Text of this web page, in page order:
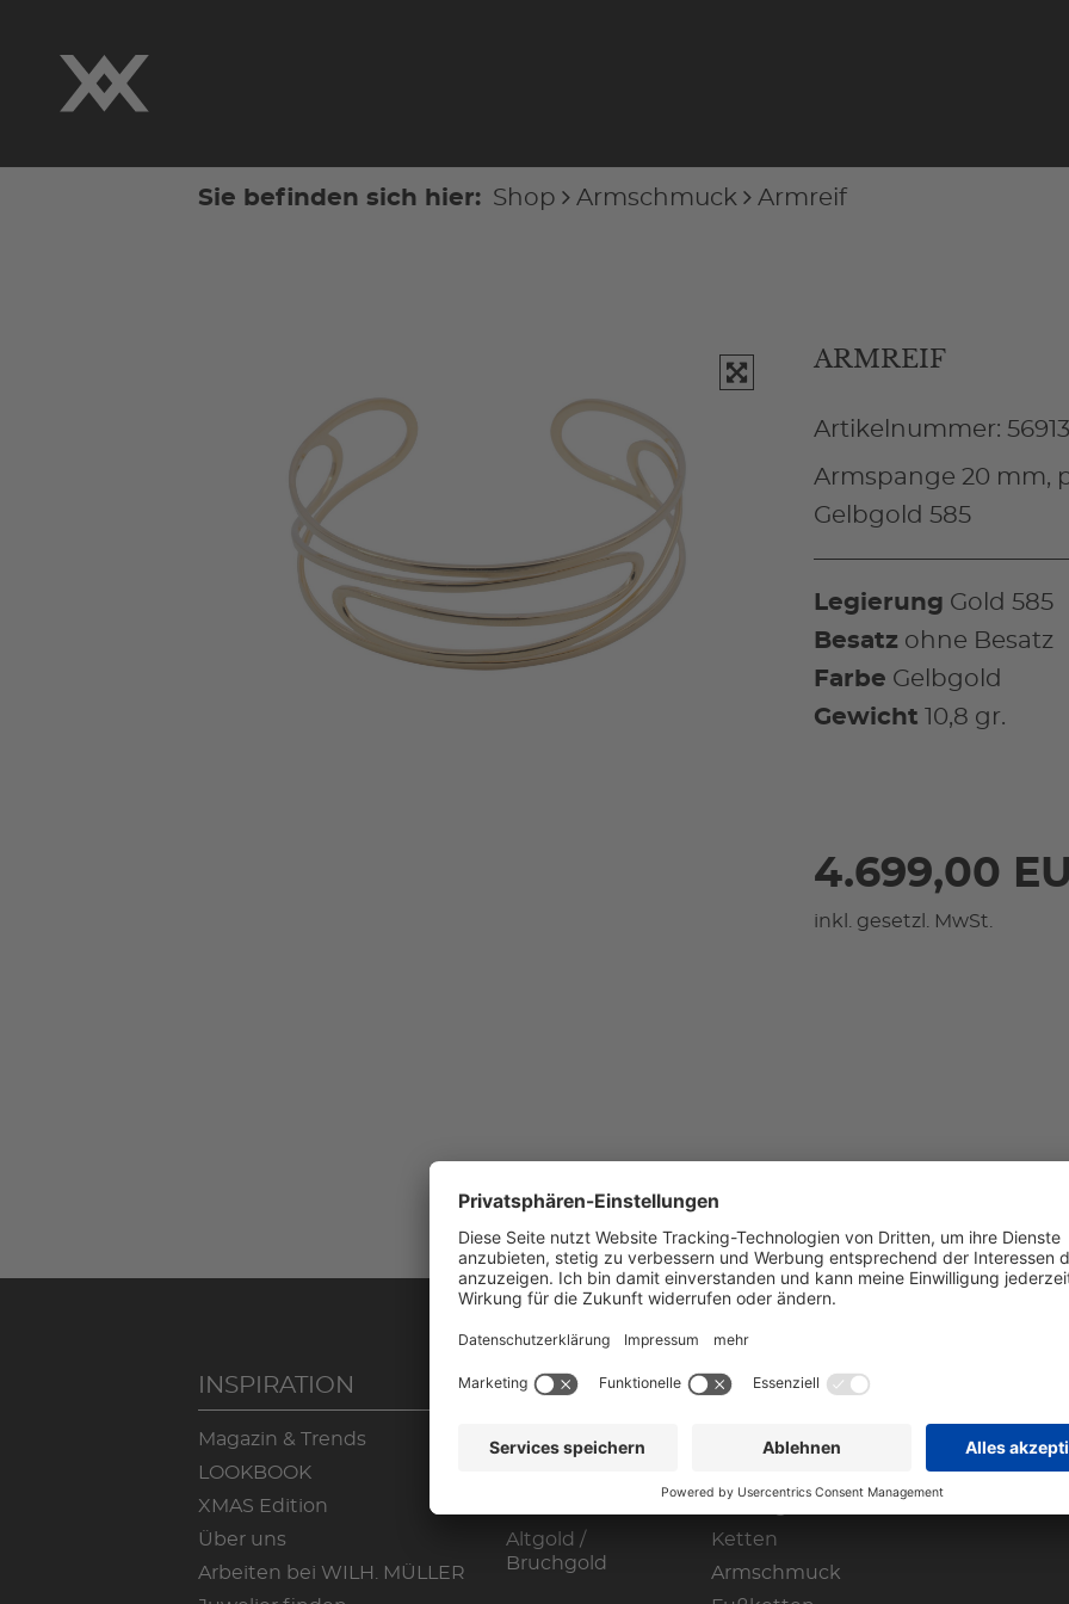
Sie befinden sich hier: Shop Armschmuck Armreif
ARMREIF
Artikelnummer:
Armspange 20 mm,
Gelbgold 585
Legierung Gold 585
Besatz ohne Besatz
Farbe Gelbgold
Gewicht
10,8 gr.
4.699,00
inkl. gesetzl. MwSt.
INSPIRATION
Magazin & Trends
LOOKBOOK
XMAS Edition
Über uns
Arbeiten bei WILH. MÜLLER
SHOP
Login
Altgold /
Bruchgold
Ringe
Ketten
Armschmuck